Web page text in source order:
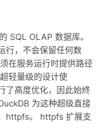
SQL OLAP 数据库。
行，不会保留任何数
在服务运行时提供路径
轻量级的设计使
了高度优化，因此始终
为这种超级直接
httpfs。 httpfs 扩展支